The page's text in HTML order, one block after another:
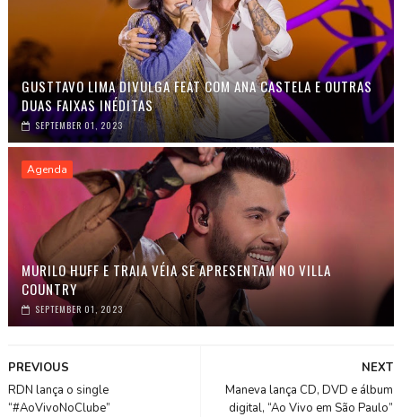
GUSTTAVO LIMA DIVULGA FEAT COM ANA CASTELA E OUTRAS
DUAS FAIXAS INÉDITAS
SEPTEMBER 01, 2023
Agenda
MURILO HUFF E TRAIA VÉIA SE APRESENTAM NO VILLA
COUNTRY
SEPTEMBER 01, 2023
NEXT
Maneva lança CD, DVD e álbum
digital, “Ao Vivo em São Paulo”
PREVIOUS
RDN lança o single
“#AoVivoNoClube”